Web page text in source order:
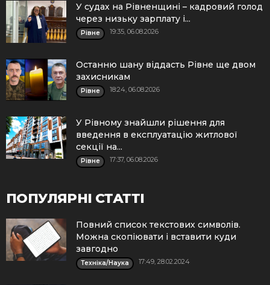
У судах на Рівненщині – кадровий голод
через низьку зарплату і...
Рівне 19:35, 06.08.2026
Останню шану віддасть Рівне ще двом
захисникам
Рівне 18:24, 06.08.2026
У Рівному знайшли рішення для
введення в експлуатацію житлової
секції на...
Рівне 17:37, 06.08.2026
ПОПУЛЯРНІ СТАТТІ
Повний список текстових символів.
Можна скопіювати і вставити куди
завгодно
Техніка/Наука 17:49, 28.02.2024